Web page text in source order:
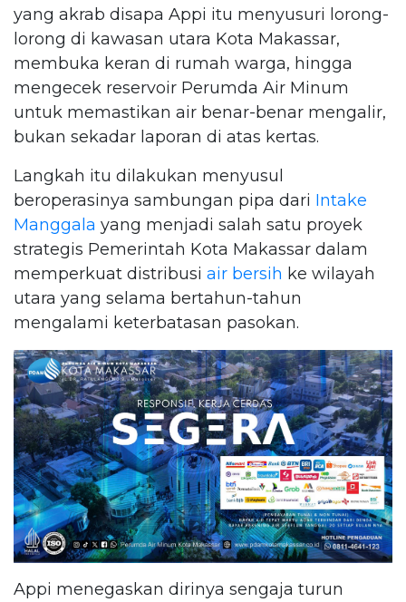
yang akrab disapa Appi itu menyusuri lorong-
lorong di kawasan utara Kota Makassar,
membuka keran di rumah warga, hingga
mengecek reservoir Perumda Air Minum
untuk memastikan air benar-benar mengalir,
bukan sekadar laporan di atas kertas.
Langkah itu dilakukan menyusul
beroperasinya sambungan pipa dari Intake
Manggala yang menjadi salah satu proyek
strategis Pemerintah Kota Makassar dalam
memperkuat distribusi air bersih ke wilayah
utara yang selama bertahun-tahun
mengalami keterbatasan pasokan.
Appi menegaskan dirinya sengaja turun